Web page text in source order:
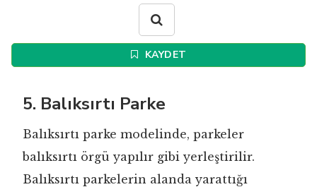
KAYDET
5. Balıksırtı Parke
Balıksırtı parke modelinde, parkeler
balıksırtı örgü yapılır gibi yerleştirilir.
Balıksırtı parkelerin alanda yarattığı